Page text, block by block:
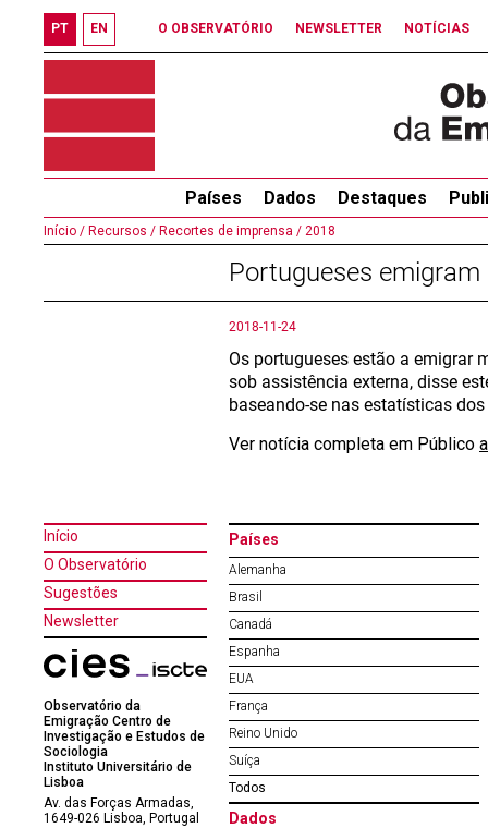
PT EN O OBSERVATÓRIO NEWSLETTER NOTÍCIAS
Países Dados Destaques
Início / Recursos / Recortes de imprensa / 2018
Portugueses
2018-11-24
Os portugueses estão a emigrar
sob assistência externa, disse
baseando-se nas estatísticas
Ver notícia completa em Público
Início
O Observatório
Sugestões
Newsletter
Observatório da
Emigração Centro de
Investigação e Estudos de
Sociologia
Instituto Universitário de
Lisboa
Av. das Forças Armadas,
1649-026 Lisboa, Portugal
Países
Alemanha
Brasil
Canadá
Espanha
EUA
França
Reino Unido
Suíça
Todos
Dados